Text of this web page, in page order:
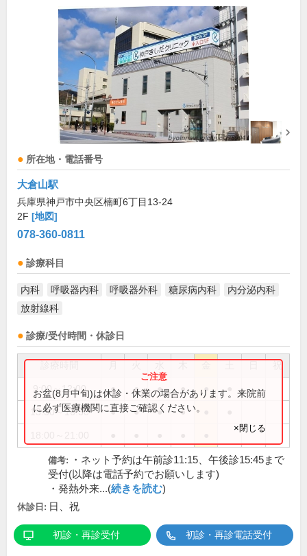
所在地・電話番号
大倉山駅
兵庫県神戸市中央区楠町6丁目13-24
2F [地図]
078-360-0811
診療科目
内科 呼吸器内科 呼吸器外科 糖尿病内科
内分泌内科
放射線科
診療/受付時間・休診日
祝
9:00～12:00 ● ● ● ● ●
13:30～16:30 ● ● ● ●
お盆(8月中旬)は休診・休業の場合があります。来院前
に必ず医療機関に直接ご確認ください。
×閉じる
備考:
・ネット予約は午前診11:15、午後診15:45まで
受付(以降は電話予約でお願いします)
・発熱外来...(続きを読む)
休診日: 日、祝
初診・再診受付 初診・再診電話受付